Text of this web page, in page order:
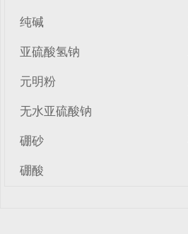
纯碱
亚硫酸氢钠
元明粉
无水亚硫酸钠
硼砂
硼酸